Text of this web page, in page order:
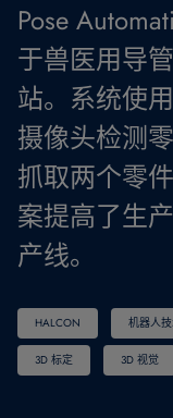
Pose
于兽医用导
站。系统使
摄像头检测
抓取两个零
案提高了生
产线。
HALCON 机器人
3D 标定 3D 视觉